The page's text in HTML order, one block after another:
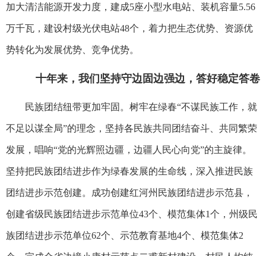
加大清洁能源开发力度，建成5座小型水电站、装机容量5.56
万千瓦，建设村级光伏电站48个，着力把生态优势、资源优
势转化为发展优势、竞争优势。
十年来，我们坚持守边固边强边，答好稳定答卷
民族团结纽带更加牢固。树牢在绿春“不谋民族工作，就
不足以谋全局”的理念，坚持各民族共同团结奋斗、共同繁荣
发展，唱响“党的光辉照边疆，边疆人民心向党”的主旋律。
坚持把民族团结进步作为绿春发展的生命线，深入推进民族
团结进步示范创建。成功创建红河州民族团结进步示范县，
创建省级民族团结进步示范单位43个、模范集体1个，州级民
族团结进步示范单位62个、示范教育基地4个、模范集体2